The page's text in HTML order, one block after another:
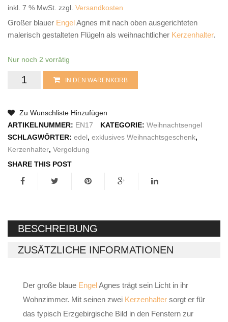
inkl. 7 % MwSt. zzgl. Versandkosten
Großer blauer EngelAgnes mit nach oben ausgerichteten
malerisch gestalteten Flügeln als weihnachtlicher Kerzenhalter.
Nur noch 2 vorrätig
Weihnachtsengel
Menge
IN DEN WARENKORB
Zu Wunschliste Hinzufügen
ARTIKELNUMMER: EN17 KATEGORIE: Weihnachtsengel
SCHLAGWÖRTER: edel, exklusives Weihnachtsgeschenk,
Kerzenhalter, Vergoldung
SHARE THIS POST
BESCHREIBUNG
ZUSÄTZLICHE INFORMATIONEN
Der große blaue EngelAgnes trägt sein Licht in ihr
Wohnzimmer. Mit seinen zwei Kerzenhalter sorgt er für
das typisch Erzgebirgische Bild in den Fenstern zur